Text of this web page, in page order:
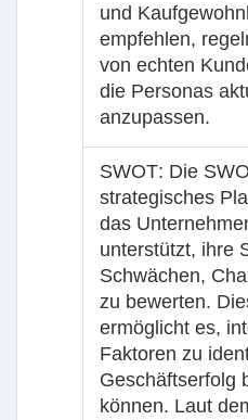
und
empfehlen,
von echten
die Personas
anzupassen.
SWOT: Die
strategisches
das
unterstützt, ihre
Schwächen,
zu bewerten.
ermöglicht es,
Faktoren zu
Geschäftserfolg
können. Laut